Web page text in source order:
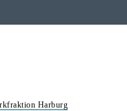
Harburg